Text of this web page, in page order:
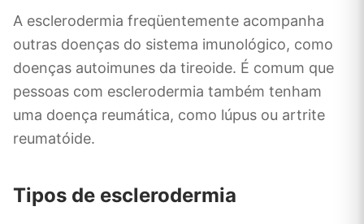
A esclerodermia freqüentemente acompanha
outras doenças do sistema imunológico, como
doenças autoimunes da tireoide. É comum que
pessoas com esclerodermia também tenham
uma doença reumática, como lúpus ou artrite
reumatóide.
Tipos de esclerodermia